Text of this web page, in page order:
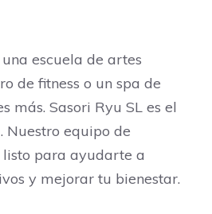
escuela de artes
de fitness o un spa de
más. Sasori Ryu SL es el
equipo de
listo para ayudarte a
y mejorar tu bienestar.